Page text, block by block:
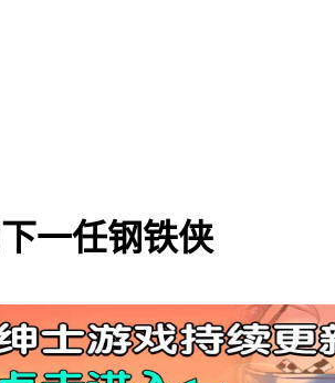
一任钢铁侠